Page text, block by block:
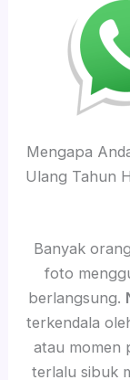
Mengapa
Ulang Tahun
Banyak
foto
berlangsung.
terkendala
atau momen
terlalu sibuk